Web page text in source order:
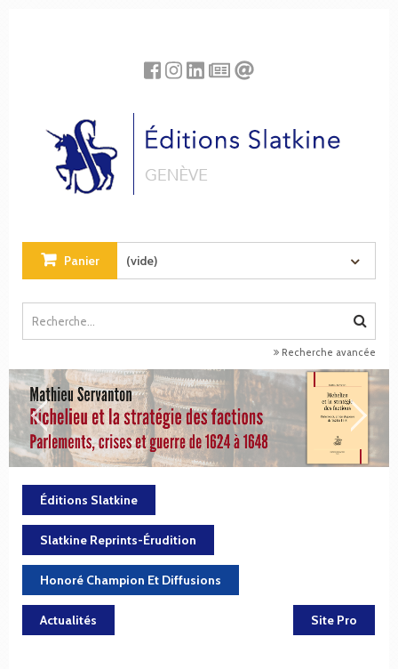
Panier (vide)
Recherche avancée
Éditions Slatkine
Slatkine Reprints-Érudition
Honoré Champion Et Diffusions
Actualités Site Pro